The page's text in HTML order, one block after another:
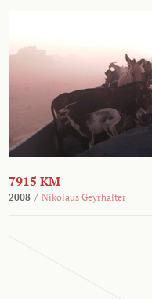
7915 KM
2008 / Nikolaus Geyrhalter